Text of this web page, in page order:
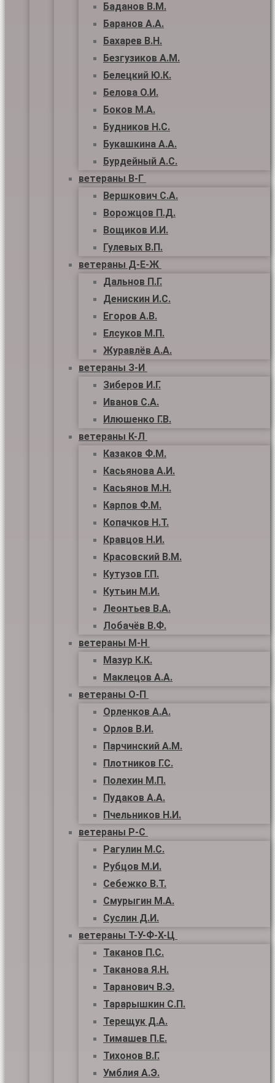
Баданов В.М.
Баранов А.А.
Бахарев В.Н.
Безгузиков А.М.
Белецкий Ю.К.
Белова О.И.
Боков М.А.
Будников Н.С.
Букашкина А.А.
Бурдейный А.С.
ветераны В-Г
Вершкович С.А.
Ворожцов П.Д.
Вощиков И.И.
Гулевых В.П.
ветераны Д-Е-Ж
Дальнов П.Г.
Денискин И.С.
Егоров А.В.
Елсуков М.П.
Журавлёв А.А.
ветераны З-И
Зиберов И.Г.
Иванов С.А.
Илюшенко Г.В.
ветераны К-Л
Казаков Ф.М.
Касьянова А.И.
Касьянов М.Н.
Карпов Ф.М.
Копачков Н.Т.
Кравцов Н.И.
Красовский В.М.
Кутузов Г.П.
Кутьин М.И.
Леонтьев В.А.
Лобачёв В.Ф.
ветераны М-Н
Мазур К.К.
Маклецов А.А.
ветераны О-П
Орленков А.А.
Орлов В.И.
Парчинский А.М.
Плотников Г.С.
Полехин М.П.
Пудаков А.А.
Пчельников Н.И.
ветераны Р-С
Рагулин М.С.
Рубцов М.И.
Себежко В.Т.
Смурыгин М.А.
Суслин Д.И.
ветераны Т-У-Ф-Х-Ц
Таканов П.С.
Таканова Я.Н.
Таранович В.Э.
Тарарышкин С.П.
Терещук Д.А.
Тимашев П.Е.
Тихонов В.Г.
Умблия А.Э.